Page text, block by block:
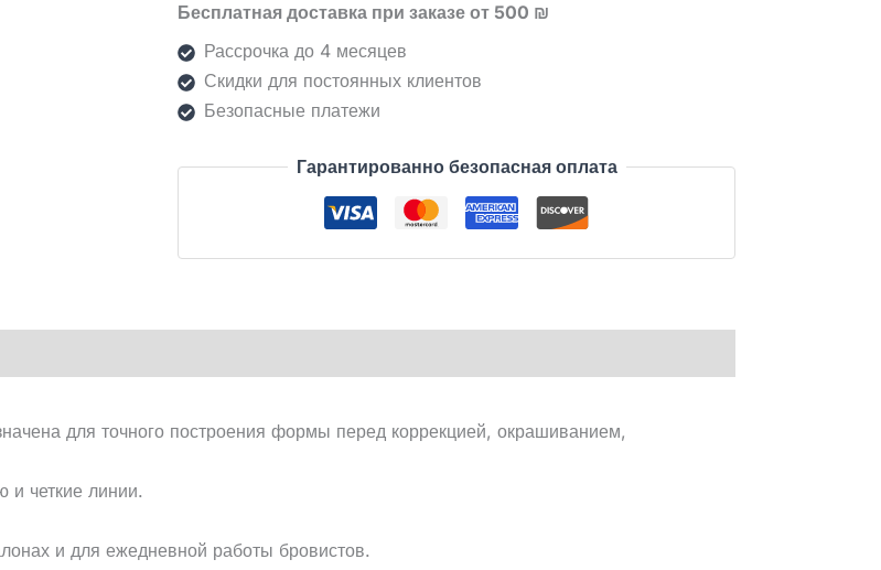
מ׳
Бесплатная доставка при заказе от 500 ₪
Рассрочка до 4 месяцев
Скидки для постоянных клиентов
Безопасные платежи
Гарантированно безопасная оплата
для точного построения формы перед коррекцией, окрашиванием,
и четкие линии.
и для ежедневной работы бровистов.